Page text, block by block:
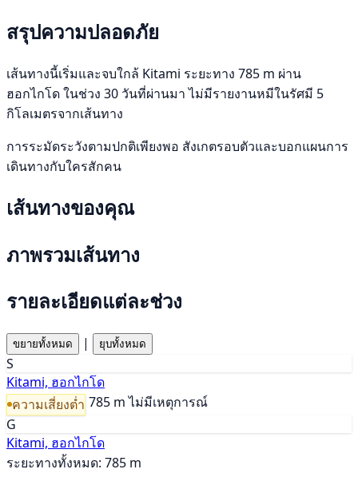
สรุปความปลอดภัย
เส้นทางนี้เริ่มและจบใกล้ Kitami ระยะทาง 785 m ผ่าน
ฮอกไกโด ในช่วง 30 วันที่ผ่านมา ไม่มีรายงานหมีในรัศมี 5
กิโลเมตรจากเส้นทาง
การระมัดระวังตามปกติเพียงพอ สังเกตรอบตัวและบอกแผนการ
เดินทางกับใครสักคน
เส้นทางของคุณ
ภาพรวมเส้นทาง
รายละเอียดแต่ละช่วง
ขยายทั้งหมด | ยุบทั้งหมด
S
Kitami, ฮอกไกโด
ความเสี่ยงต่ำ 785 m ไม่มีเหตุการณ์
G
Kitami, ฮอกไกโด
ระยะทางทั้งหมด: 785 m